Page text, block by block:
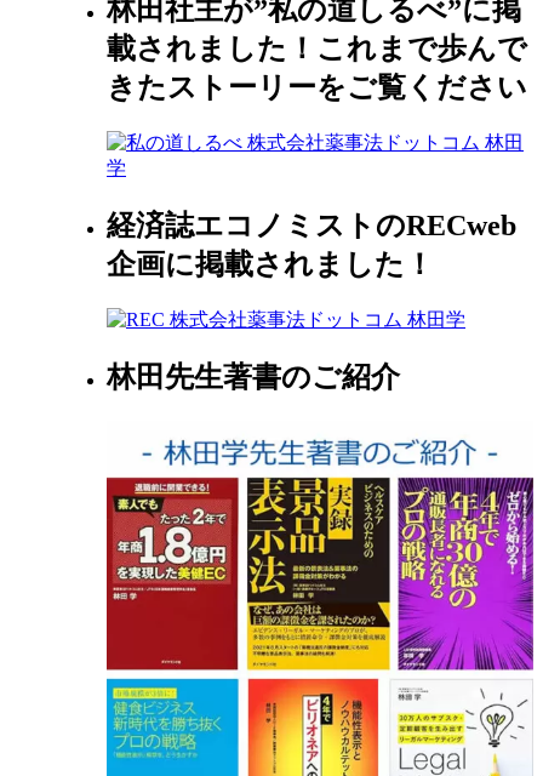
林田社主が”私の道しるべ”に掲
載されました！これまで歩んで
きたストーリーをご覧ください
経済誌エコノミストのRECweb
企画に掲載されました！
林田先生著書のご紹介